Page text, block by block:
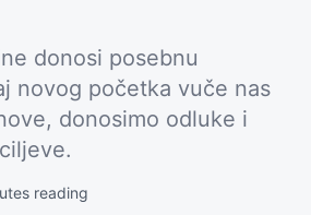
donosi posebnu
novog početka vuče nas
donosimo odluke i
reading